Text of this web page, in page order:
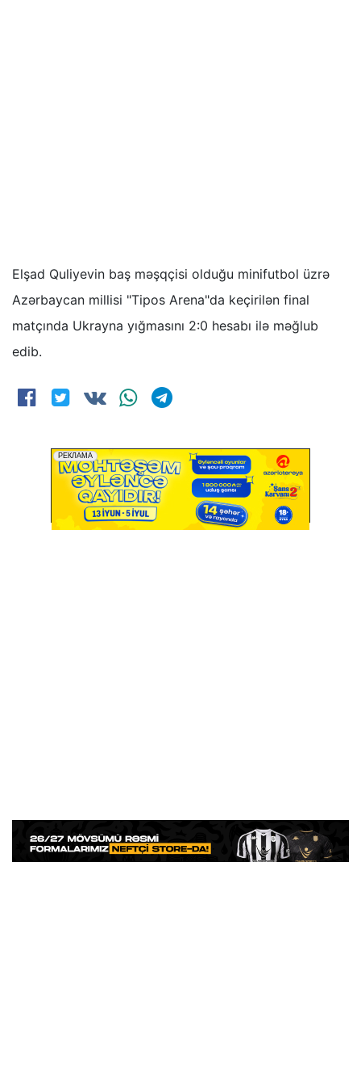
Elşad Quliyevin baş məşqçisi olduğu minifutbol üzrə
Azərbaycan millisi "Tipos Arena"da keçirilən final
matçında Ukrayna yığmasını 2:0 hesabı ilə məğlub
edib.